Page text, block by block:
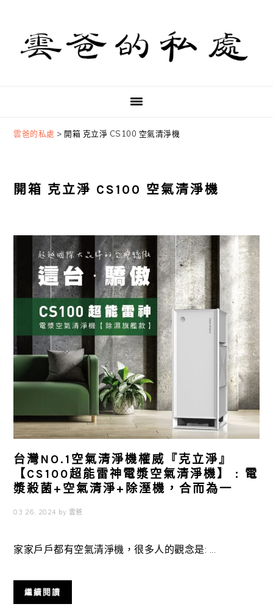
primary
navigation
content
primary
sidebar
雲爸的私處 > 開箱 克立淨 CS100 空氣清淨機
開箱 克立淨 CS100 空氣清淨機
台灣NO.1空氣清淨機權威『克立淨』
【CS100超能雷神電漿空氣清淨機】 : 電
漿殺菌+空氣清淨+除溼機，合而為一
03 26, 2024 by 雲爸
家家戶戶都有空氣清淨機，很多人的觀念是: ...
繼續閱讀